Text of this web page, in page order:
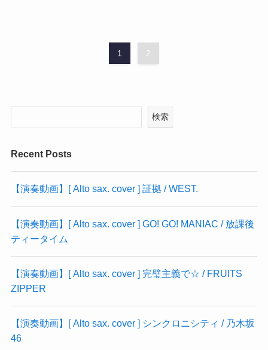
1 2
検索
Recent Posts
【演奏動画】[ Alto sax. cover ] 証拠 / WEST.
【演奏動画】[ Alto sax. cover ] GO! GO! MANIAC / 放課後
ティータイム
【演奏動画】[ Alto sax. cover ] 完璧主義で☆ / FRUITS
ZIPPER
【演奏動画】[ Alto sax. cover ] シンクロニシティ / 乃木坂
46